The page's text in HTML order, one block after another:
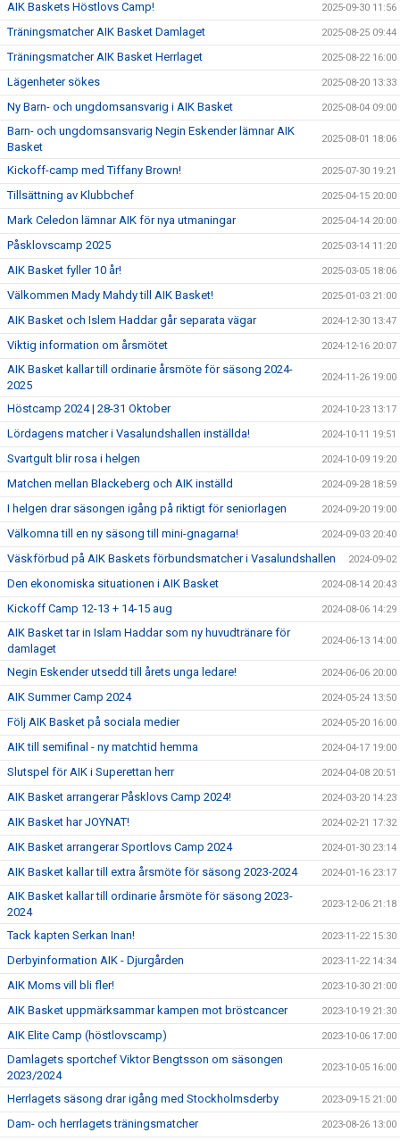
AIK Baskets Höstlovs Camp! 2025-09-30 11:56
Träningsmatcher AIK Basket Damlaget 2025-08-25 09:44
Träningsmatcher AIK Basket Herrlaget 2025-08-22 16:00
Lägenheter sökes 2025-08-20 13:33
Ny Barn- och ungdomsansvarig i AIK Basket 2025-08-04 09:00
Barn- och ungdomsansvarig Negin Eskender lämnar AIK
Basket
2025-08-01 18:06
Kickoff-camp med Tiffany Brown! 2025-07-30 19:21
Tillsättning av Klubbchef 2025-04-15 20:00
Mark Celedon lämnar AIK för nya utmaningar 2025-04-14 20:00
Påsklovscamp 2025 2025-03-14 11:20
AIK Basket fyller 10 år! 2025-03-05 18:06
Välkommen Mady Mahdy till AIK Basket! 2025-01-03 21:00
AIK Basket och Islem Haddar går separata vägar 2024-12-30 13:47
Viktig information om årsmötet 2024-12-16 20:07
AIK Basket kallar till ordinarie årsmöte för säsong 2024-
2025
2024-11-26 19:00
Höstcamp 2024 | 28-31 Oktober 2024-10-23 13:17
Lördagens matcher i Vasalundshallen inställda! 2024-10-11 19:51
Svartgult blir rosa i helgen 2024-10-09 19:20
Matchen mellan Blackeberg och AIK inställd 2024-09-28 18:59
I helgen drar säsongen igång på riktigt för seniorlagen 2024-09-20 19:00
Välkomna till en ny säsong till mini-gnagarna! 2024-09-03 20:40
Väskförbud på AIK Baskets förbundsmatcher i Vasalundshallen 2024-09-02
Den ekonomiska situationen i AIK Basket 2024-08-14 20:43
Kickoff Camp 12-13 + 14-15 aug 2024-08-06 14:29
AIK Basket tar in Islam Haddar som ny huvudtränare för
damlaget
2024-06-13 14:00
Negin Eskender utsedd till årets unga ledare! 2024-06-06 20:00
AIK Summer Camp 2024 2024-05-24 13:50
Följ AIK Basket på sociala medier 2024-05-20 16:00
AIK till semifinal - ny matchtid hemma 2024-04-17 19:00
Slutspel för AIK i Superettan herr 2024-04-08 20:51
AIK Basket arrangerar Påsklovs Camp 2024! 2024-03-20 14:23
AIK Basket har JOYNAT! 2024-02-21 17:32
AIK Basket arrangerar Sportlovs Camp 2024 2024-01-30 23:14
AIK Basket kallar till extra årsmöte för säsong 2023-2024 2024-01-16 23:17
AIK Basket kallar till ordinarie årsmöte för säsong 2023-
2024
2023-12-06 21:18
Tack kapten Serkan Inan! 2023-11-22 15:30
Derbyinformation AIK - Djurgården 2023-11-22 14:34
AIK Moms vill bli fler! 2023-10-30 21:00
AIK Basket uppmärksammar kampen mot bröstcancer 2023-10-19 21:30
AIK Elite Camp (höstlovscamp) 2023-10-06 17:00
Damlagets sportchef Viktor Bengtsson om säsongen
2023/2024
2023-10-05 16:00
Herrlagets säsong drar igång med Stockholmsderby 2023-09-15 21:00
Dam- och herrlagets träningsmatcher 2023-08-26 13:00